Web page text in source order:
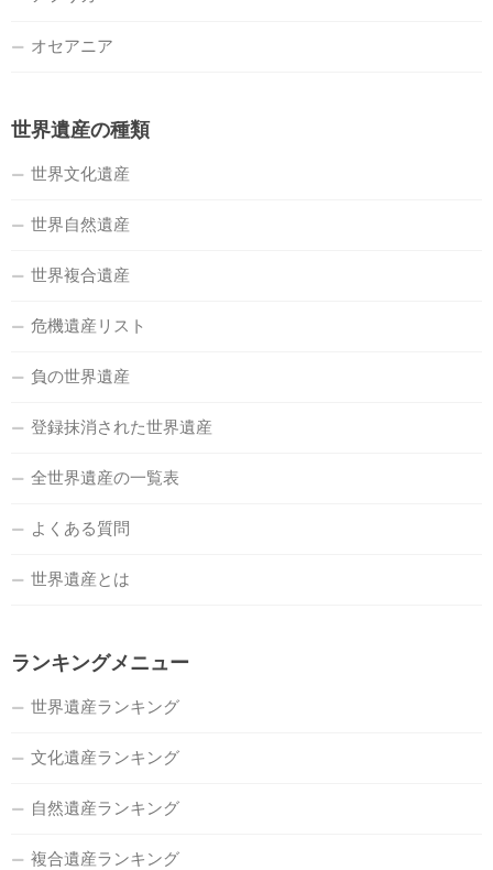
オセアニア
世界遺産の種類
世界文化遺産
世界自然遺産
世界複合遺産
危機遺産リスト
負の世界遺産
登録抹消された世界遺産
全世界遺産の一覧表
よくある質問
世界遺産とは
ランキングメニュー
世界遺産ランキング
文化遺産ランキング
自然遺産ランキング
複合遺産ランキング